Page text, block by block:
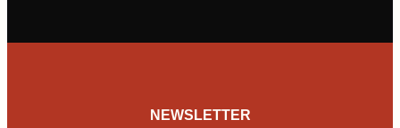
NEWSLETTER